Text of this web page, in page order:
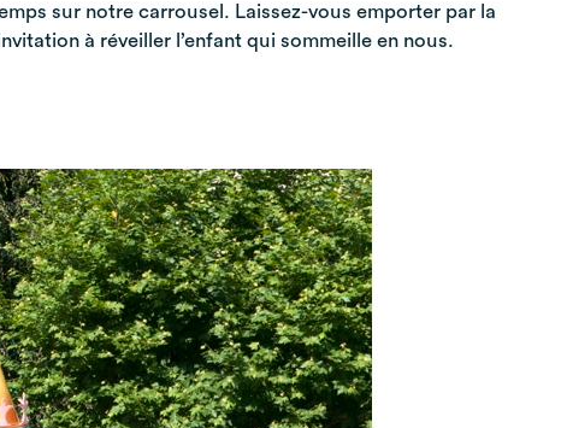
sur notre carrousel. Laissez-vous emporter par la
à réveiller l’enfant qui sommeille en nous.